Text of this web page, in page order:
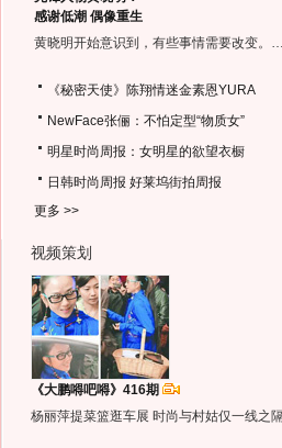
感谢低潮 偶像重生
黄晓明开始意识到，有些事情需要改变
《秘密天使》陈翔情迷金素恩YURA
NewFace张俪：不怕定型“物质女”
明星时尚周报：女明星的欲望衣橱
日韩时尚周报 好莱坞街拍周报
更多 >>
视频策划
《大鹏嘚吧嘚》416期
杨丽萍提菜篮逛车展 时尚与村姑仅一线之